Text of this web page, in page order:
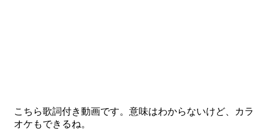
こちら歌詞付き動画です。意味はわからないけど、カラ
オケもできるね。